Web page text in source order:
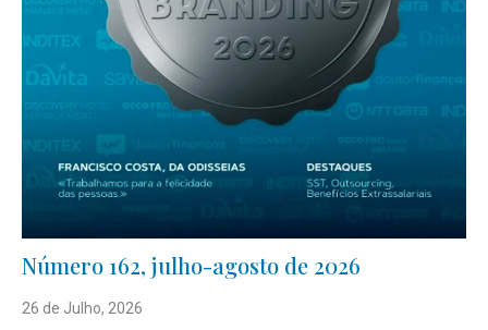
Número 162, julho-agosto de 2026
26 de Julho, 2026